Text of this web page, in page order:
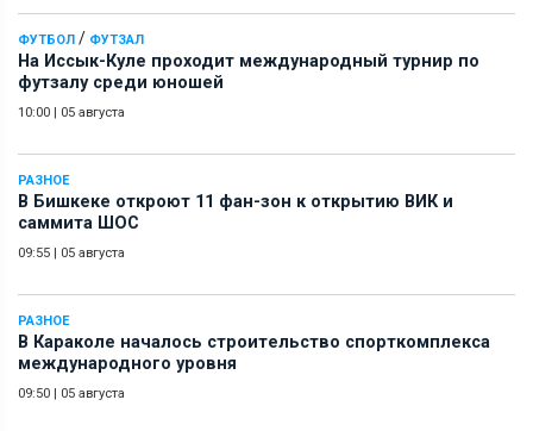
ФУТБОЛ / ФУТЗАЛ
На Иссык-Куле проходит международный турнир по
футзалу среди юношей
10:00 | 05 августа
РАЗНОЕ
В Бишкеке откроют 11 фан-зон к открытию ВИК и
саммита ШОС
09:55 | 05 августа
РАЗНОЕ
В Караколе началось строительство спорткомплекса
международного уровня
09:50 | 05 августа